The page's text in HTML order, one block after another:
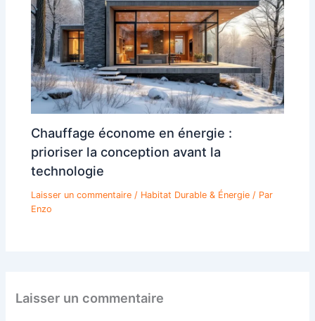
Chauffage économe en énergie :
prioriser la conception avant la
technologie
Laisser un commentaire / Habitat Durable & Énergie / Par
Enzo
Laisser un commentaire